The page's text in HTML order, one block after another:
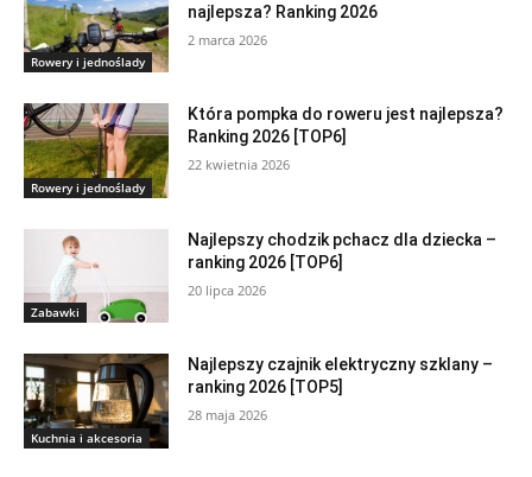
Rowery i jednoślady
najlepsza? Ranking 2026
2 marca 2026
Rowery i jednoślady
Która pompka do roweru jest najlepsza?
Ranking 2026 [TOP6]
22 kwietnia 2026
Zabawki
Najlepszy chodzik pchacz dla dziecka –
ranking 2026 [TOP6]
20 lipca 2026
Kuchnia i akcesoria
Najlepszy czajnik elektryczny szklany –
ranking 2026 [TOP5]
28 maja 2026